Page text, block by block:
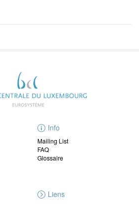
Info
Mailing List
FAQ
Glossaire
Liens